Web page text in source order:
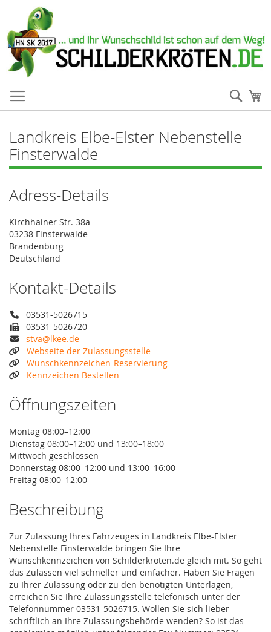
Landkreis Elbe-Elster Nebenstelle
Finsterwalde
Adress-Details
Kirchhainer Str. 38a
03238 Finsterwalde
Brandenburg
Deutschland
Kontakt-Details
03531-5026715
03531-5026720
stva@lkee.de
Webseite der Zulassungsstelle
Wunschkennzeichen-Reservierung
Kennzeichen Bestellen
Öffnungszeiten
Montag 08:00–12:00
Dienstag 08:00–12:00 und 13:00–18:00
Mittwoch geschlossen
Donnerstag 08:00–12:00 und 13:00–16:00
Freitag 08:00–12:00
Beschreibung
Zur Zulassung Ihres Fahrzeuges in Landkreis Elbe-Elster
Nebenstelle Finsterwalde bringen Sie Ihre
Wunschkennzeichen von Schilderkröten.de gleich mit. So geht
das Zulassen viel schneller und einfacher. Haben Sie Fragen
zu Ihrer Zulassung oder zu den benötigten Unterlagen,
erreichen Sie Ihre Zulassungsstelle telefonisch unter der
Telefonnummer 03531-5026715. Wollen Sie sich lieber
schriftlich an Ihre Zulassungsbehörde wenden? So ist das